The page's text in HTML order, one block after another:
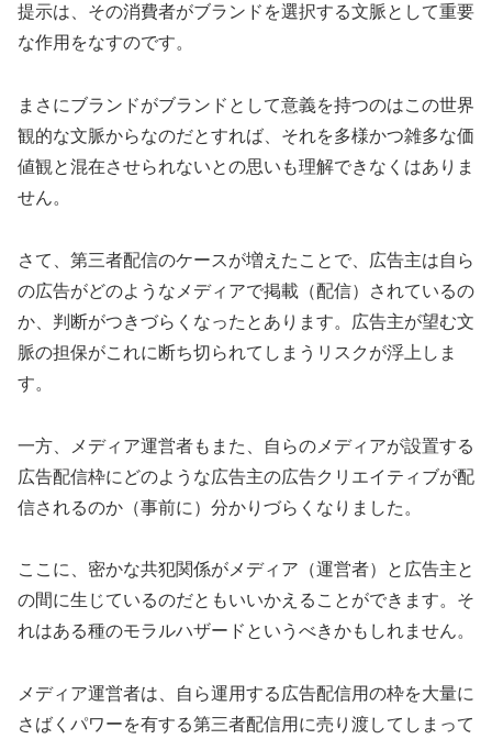
提示は、その消費者がブランドを選択する文脈として重要
な作用をなすのです。
まさにブランドがブランドとして意義を持つのはこの世界
観的な文脈からなのだとすれば、それを多様かつ雑多な価
値観と混在させられないとの思いも理解できなくはありま
せん。
さて、第三者配信のケースが増えたことで、広告主は自ら
の広告がどのようなメディアで掲載（配信）されているの
か、判断がつきづらくなったとあります。広告主が望む文
脈の担保がこれに断ち切られてしまうリスクが浮上しま
す。
一方、メディア運営者もまた、自らのメディアが設置する
広告配信枠にどのような広告主の広告クリエイティブが配
信されるのか（事前に）分かりづらくなりました。
ここに、密かな共犯関係がメディア（運営者）と広告主と
の間に生じているのだともいいかえることができます。そ
れはある種のモラルハザードというべきかもしれません。
メディア運営者は、自ら運用する広告配信用の枠を大量に
さばくパワーを有する第三者配信用に売り渡してしまって